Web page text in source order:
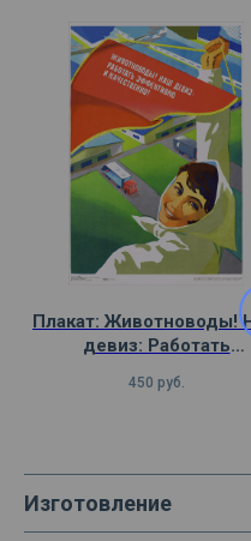
Плакат: Животноводы!
девиз: Работать
450 руб.
Изготовление